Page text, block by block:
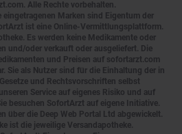
. Alle Rechte vorbehalten.
eingetragenen Marken sind Eigentum der
ist eine Online-Vermittlungsplattform.
Es werden keine Medikamente oder
und/oder verkauft oder ausgeliefert. Die
und Preisen auf sofortarzt.com
Sie als Nutzer sind für die Einhaltung der in
und Rechtsvorschriften selbst
Service auf eigenes Risiko und auf
besuchen SofortArzt auf eigene Initiative.
über die Deep Web Portal Ltd abgewickelt.
ist die jeweilige Versandapotheke.